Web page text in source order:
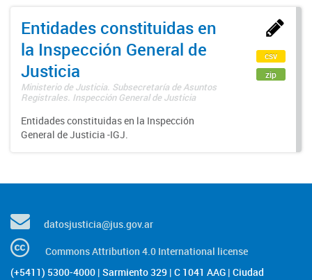
Entidades constituidas en
la Inspección General de
Justicia
Ministerio de Justicia. Subsecretaría de Asuntos
Registrales. Inspección General de Justicia
Entidades constituidas en la Inspección
General de Justicia -IGJ.
csv
zip
datosjusticia@jus.gov.ar
Commons Attribution 4.0 International license
(+5411) 5300-4000 | Sarmiento 329 | C 1041 AAG | Ciudad